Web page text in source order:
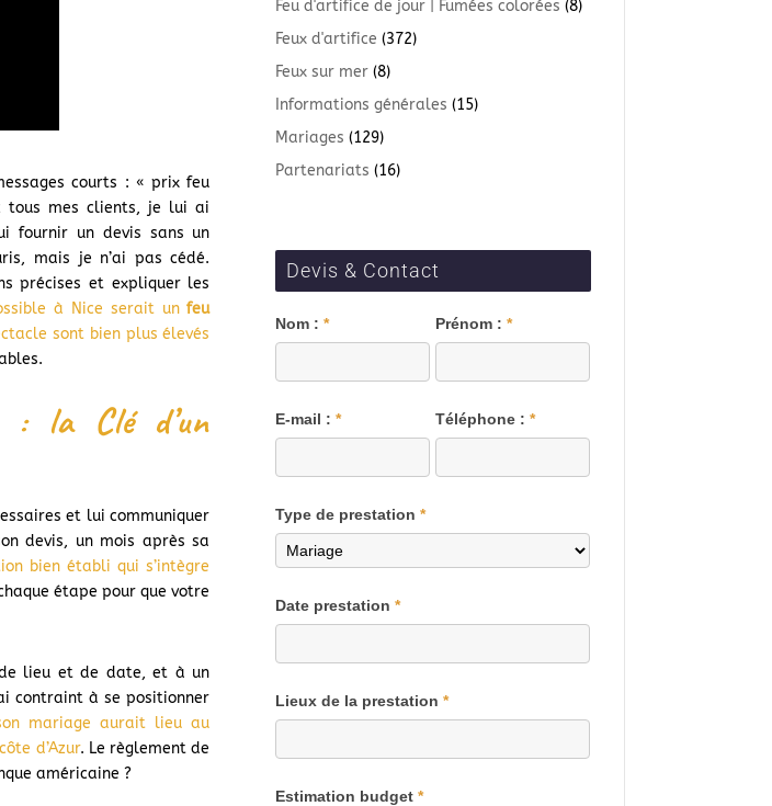
courts : « prix feu
tous mes clients, je lui ai
fournir un devis sans un
mais je n’ai pas cédé.
précises et expliquer les
à Nice serait unfeu
sont bien plus élevés
: la Clé d’un
et lui communiquer
devis, un mois après sa
bien établi qui s’intègre
étape pour que votre
de lieu et de date, et à un
contraint à se positionner
mariage aurait lieu au
d’Azur. Le règlement de
américaine ?
Feu d'artifice de jour | Fumées colorées (8)
Feux d'artifice (372)
Feux sur mer(8)
Informations générales (15)
Mariages (129)
Partenariats (16)
Devis & Contact
Blog
Nom : * Prénom :*
E-mail : * Téléphone :*
Type de prestation *
Date prestation *
Lieux de la prestation *
Estimation budget *